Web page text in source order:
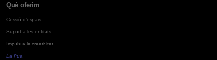
Què oferim
Cessió d'espais
Suport a les entitats
Impuls a la creativitat
La Pua